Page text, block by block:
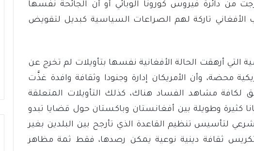
من دائرة فيروس كورونا الوبائي أو أن الجائحة نفسها
الأفغاني تاركة لهم الصراعات السياسية كبديل لتقويض
التي أرهقت الحالة الأفغانية نفسها بتأويلات لم تخرج عن
محضة، وأن الأمريكان إدارة وجنودا وثقافة وافدة غذَّت
لكافة مشاهد الفساد هناك، كذلك التأويلات المتعلقة
كثيرة وطويلة بين أفغانستان وباكستان حول قضايا تبدو
لتأسيس تنظيم القاعدة الذي تأرجح بين البلدين بغير
ثقافة دينية نوعية يمكن رصدها، فقط ثمة مظاهر